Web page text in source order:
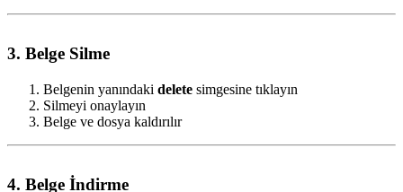
3. Belge Silme
Belgenin yanındaki delete simgesine tıklayın
Silmeyi onaylayın
Belge ve dosya kaldırılır
4. Belge İndirme